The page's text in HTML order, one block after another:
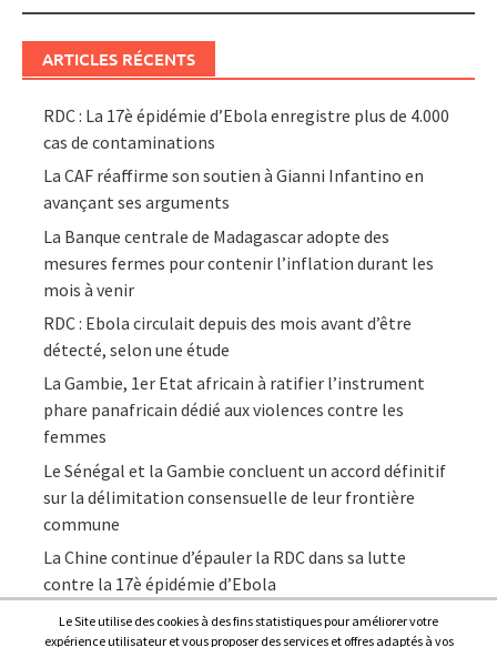
ARTICLES RÉCENTS
RDC : La 17è épidémie d’Ebola enregistre plus de 4.000
cas de contaminations
La CAF réaffirme son soutien à Gianni Infantino en
avançant ses arguments
La Banque centrale de Madagascar adopte des
mesures fermes pour contenir l’inflation durant les
mois à venir
RDC : Ebola circulait depuis des mois avant d’être
détecté, selon une étude
La Gambie, 1er Etat africain à ratifier l’instrument
phare panafricain dédié aux violences contre les
femmes
Le Sénégal et la Gambie concluent un accord définitif
sur la délimitation consensuelle de leur frontière
commune
La Chine continue d’épauler la RDC dans sa lutte
contre la 17è épidémie d’Ebola
Le Site utilise des cookies à des fins statistiques pour améliorer votre
expérience utilisateur et vous proposer des services et offres adaptés à vos